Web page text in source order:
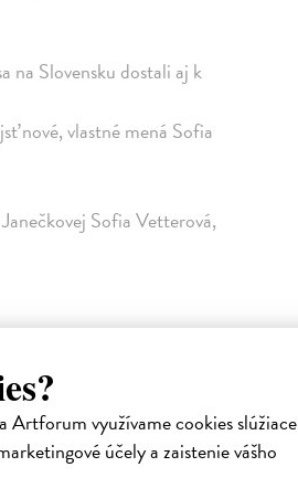
Artforum využívame cookies slúžiace
účely a zaistenie vášho
na Slovensku dostali aj k
nové, vlastné mená Sofia
Sofia Vetterová,